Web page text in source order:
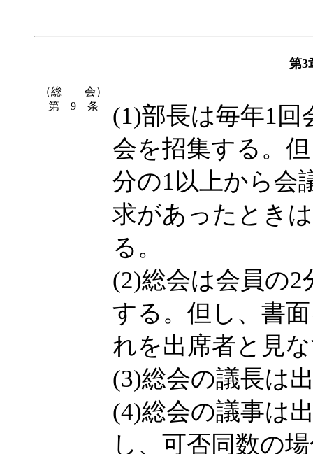
第
（総 会）
第 9 条
(1)部長は毎年1
会を招集する。
分の1以上から会
求があったとき
る。
(2)総会は会員の
する。但し、書
れを出席者と見
(3)総会の議長は
(4)総会の議事は
し、可否同数の